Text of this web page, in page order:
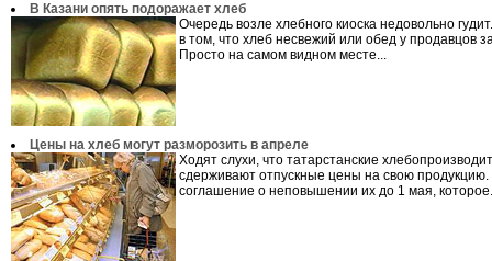
В Казани опять подоражает хлеб
Очередь возле хлебного киоска недовольно
в том, что хлеб несвежий или обед у продавцов
Просто на самом видном месте...
Цены на хлеб могут разморозить в апреле
Ходят слухи, что татарстанские
сдерживают отпускные цены на свою
соглашение о неповышении их до 1 мая,